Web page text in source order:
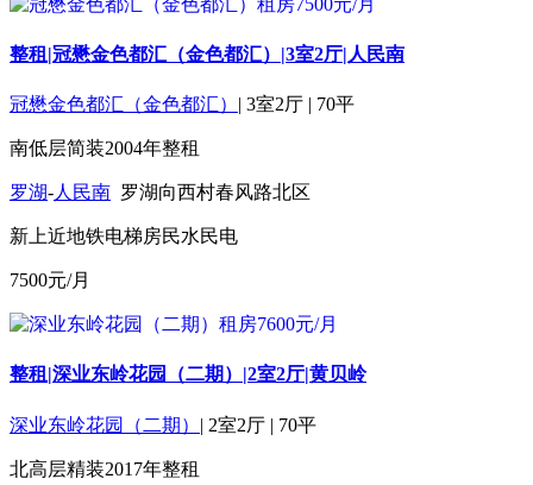
整租|冠懋金色都汇（金色都汇）|3室2厅|人民南
冠懋金色都汇（金色都汇） | 3室2厅 | 70平
南低层简装2004年整租
罗湖-人民南 罗湖向西村春风路北区
新上近地铁电梯房民水民电
7500元/月
整租|深业东岭花园（二期）|2室2厅|黄贝岭
深业东岭花园（二期） | 2室2厅 | 70平
北高层精装2017年整租